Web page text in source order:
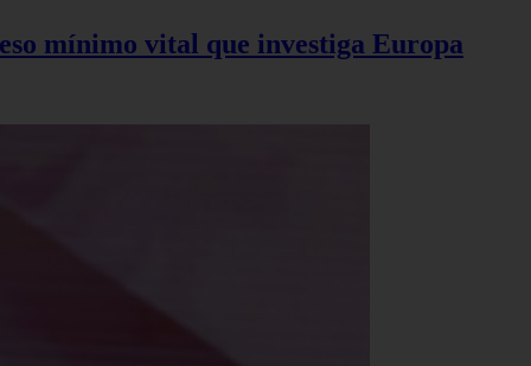
mínimo vital que investiga Europa